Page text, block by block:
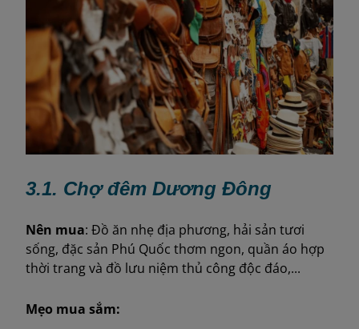
3.1. Chợ đêm Dương Đông
Nên mua: Đồ ăn nhẹ địa phương, hải sản tươi
sống, đặc sản Phú Quốc thơm ngon, quần áo hợp
thời trang và đồ lưu niệm thủ công độc đáo,...
Mẹo mua sắm: